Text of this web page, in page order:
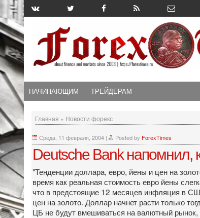
НАЧИНАЮЩИМ ТРЕЙДЕРАМ
Главная » Новости форекс
Среда, 11 февраля, 2004 | Posted by ForexTimes
Deutsche Bank напомнил,
"Тенденции доллара, евро, йены и цен на
время как реальная стоимость евро йены
что в предстоящие 12 месяцев инфляция в
цен на золото. Доллар начнет расти только
ЦБ не будут вмешиваться на валютный